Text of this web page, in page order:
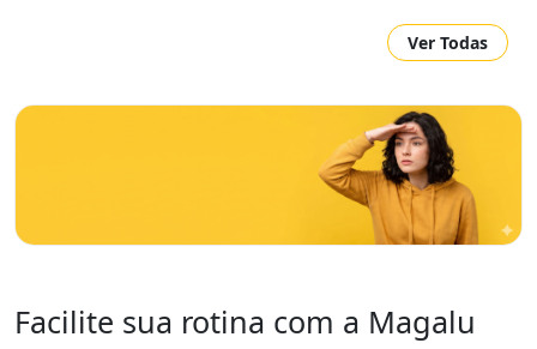
Ver Todas
Facilite sua rotina com a Magalu